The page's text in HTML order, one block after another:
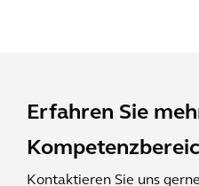
Erfahren Sie
Kontaktieren Sie uns